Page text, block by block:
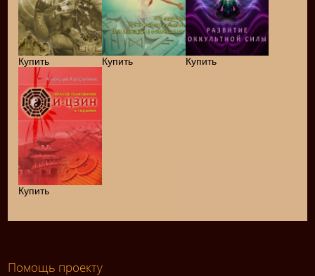
Купить Купить Купить
Купить
Помощь проекту